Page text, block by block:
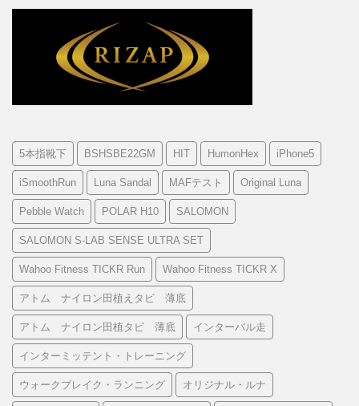
5本指靴下 BSHSBE22GM HIT HumonHex iPhone5
iSmoothRun Luna Sandal MAFテスト Original Luna
Pebble Watch POLAR H10 SALOMON
SALOMON S-LAB SENSE ULTRA SET
Wahoo Fitness TICKR Run Wahoo Fitness TICKR X
アトム ナイロン田植えタビ 薄底
アトム ナイロン田植タビ 薄底 インターバル走
インターミッテント・トレーニング
ウォークブレイク・ランニング オリジナル・ルナ